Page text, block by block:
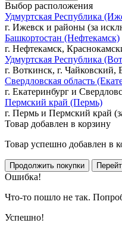
Выбор расположения
Удмуртская Республика
г. Ижевск и районы (за
Башкортостан (Нефтекамск)
г. Нефтекамск,
Удмуртская Республика
г. Воткинск, г.
Свердловская область
г. Екатеринбург и
Пермский край (Пермь)
г. Пермь и Пермский край
Товар добавлен в корзину
Товар успешно добавлен в
Ошибка!
Что-то пошло не так.
Успешно!